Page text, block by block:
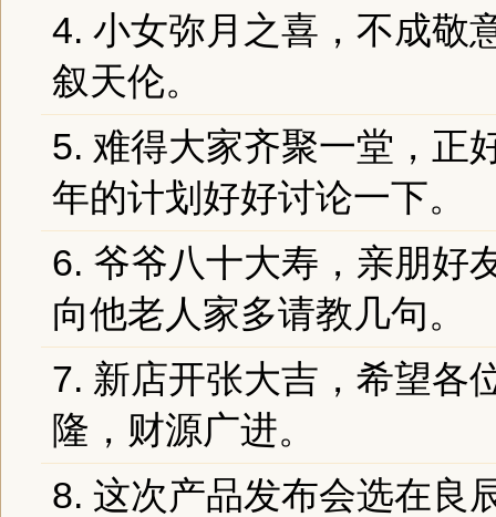
4. 小女弥月之喜，不成敬
叙天伦。
5. 难得大家齐聚一堂，正
年的计划好好讨论一下。
6. 爷爷八十大寿，亲朋好
向他老人家多请教几句。
7. 新店开张大吉，希望各
隆，财源广进。
8. 这次产品发布会选在良